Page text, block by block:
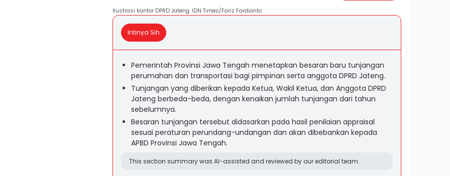
Ilustrasi kantor DPRD Jateng. IDN Times/Fariz Fardianto
Intinya Sih
Pemerintah Provinsi Jawa Tengah menetapkan besaran baru tunjangan
perumahan dan transportasi bagi pimpinan serta anggota DPRD Jateng.
Tunjangan yang diberikan kepada Ketua, Wakil Ketua, dan Anggota DPRD
Jateng berbeda-beda, dengan kenaikan jumlah tunjangan dari tahun
sebelumnya.
Besaran tunjangan tersebut didasarkan pada hasil penilaian appraisal
sesuai peraturan perundang-undangan dan akan dibebankan kepada
APBD Provinsi Jawa Tengah.
This section summary was AI-assisted and reviewed by our editorial team.